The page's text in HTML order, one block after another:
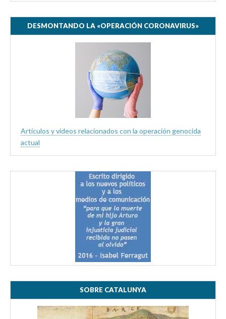
DESMONTANDO LA «OPERACIÓN CORONAVIRUS»
Artículos y videos relacionados con la operación genocida
actual
SOBRE CATALUNYA